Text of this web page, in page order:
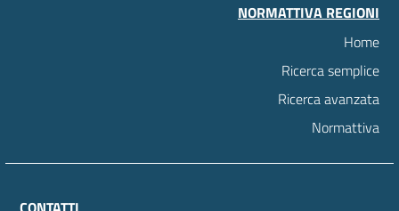
NORMATTIVA REGIONI
Home
Ricerca semplice
Ricerca avanzata
Normattiva